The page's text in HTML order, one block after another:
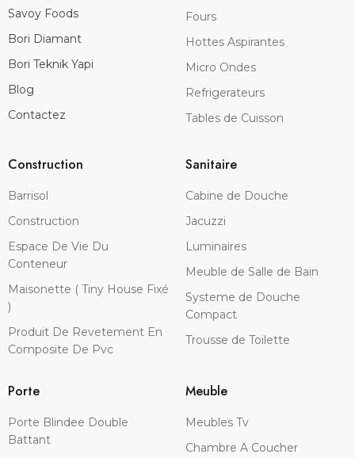
Savoy Foods
Bori Diamant
Bori Teknik Yapi
Blog
Contactez
Fours
Hottes Aspirantes
Micro Ondes
Refrigerateurs
Tables de Cuisson
Construction
Barrisol
Construction
Espace De Vie Du
Conteneur
Maisonette ( Tiny House Fixé
)
Produit De Revetement En
Composite De Pvc
Sanitaire
Cabine de Douche
Jacuzzi
Luminaires
Meuble de Salle de Bain
Systeme de Douche
Compact
Trousse de Toilette
Porte
Porte Blindee Double
Battant
Meuble
Meubles Tv
Chambre A Coucher